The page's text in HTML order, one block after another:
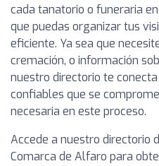
cada tanatorio o funeraria
que puedas organizar tus
eficiente. Ya sea que
cremación, o información
nuestro directorio te
confiables que se
necesaria en este proceso.
Accede a nuestro directorio
Comarca de Alfaro para